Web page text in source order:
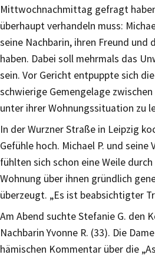
Mittwochnachmittag gefragt
überhaupt verhandeln muss:
seine Nachbarin, ihren Freund und
haben. Dabei soll mehrmals das
sein. Vor Gericht entpuppte sich
schwierige Gemengelage
unter ihrer Wohnungssituation zu
In der Wurzner Straße in Leipzig
Gefühle hoch. Michael P. und seine
fühlten sich schon eine Weile
Wohnung über ihnen gründlich
überzeugt. „Es ist beabsichtigter
Am Abend suchte Stefanie G. den
Nachbarin Yvonne R. (33). Die
hämischen Kommentar über die